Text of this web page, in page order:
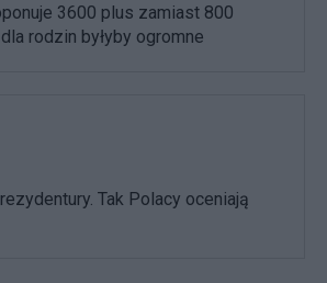
3600 plus zamiast 800
rodzin byłyby ogromne
Tak Polacy oceniają